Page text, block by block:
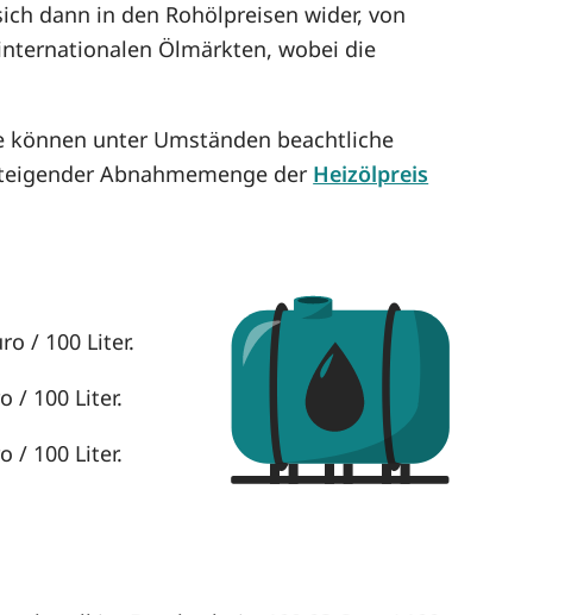
dann in den Rohölpreisen wider, von
Ölmärkten, wobei die
können unter Umständen beachtliche
Abnahmemenge der Heizölpreis
/ 100 Liter.
/ 100 Liter.
/ 100 Liter.